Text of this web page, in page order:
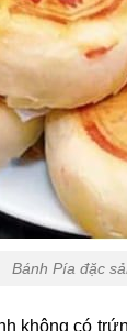
Bánh Pía đặc
không có